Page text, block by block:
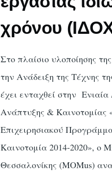
χρόνου
Στο πλαίσιο υλοποίησης
την Ανάδειξη της Τέχνης
έχει ενταχθεί στην
Ανάπτυξης &
Επιχειρησιακού
Καινοτομία 2014-2020», ο
Θεσσαλονίκης (MOMus)